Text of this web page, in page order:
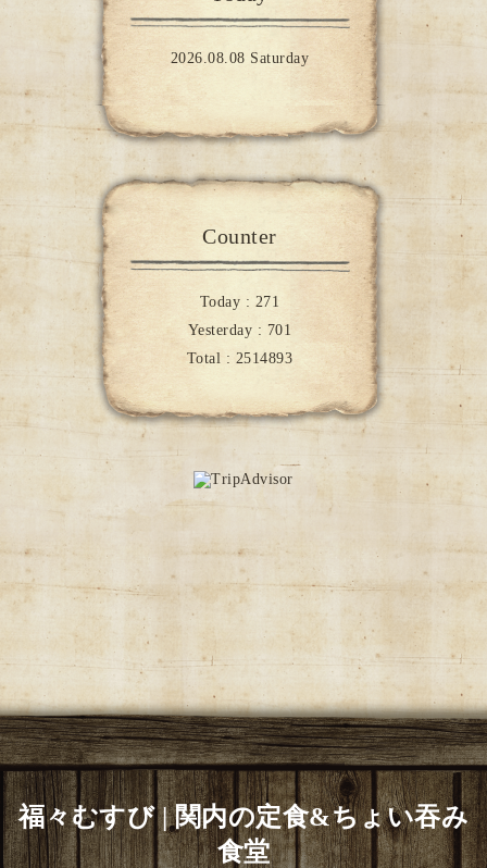
2026.08.08 Saturday
Counter
Today : 271
Yesterday : 701
Total : 2514893
福々むすび | 関内の定食&ちょい吞み
食堂